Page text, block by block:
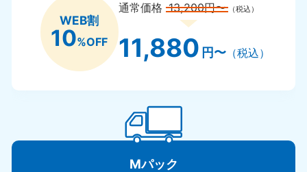
WEB割
10%OFF
通常価格13,200円〜 （税込）
11,880 円〜（税込）
Mパック